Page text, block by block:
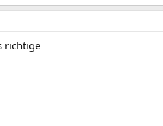
richtige